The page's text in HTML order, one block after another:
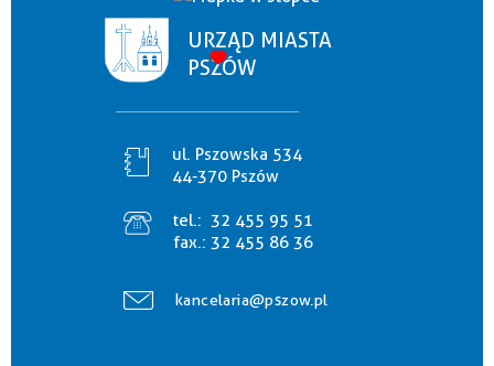
URZĄD MIASTA
PSZÓW
ul. Pszowska 534
44-370 Pszów
tel.: 32 455 95 51
fax.: 32 455 86 36
kancelaria@pszow.pl